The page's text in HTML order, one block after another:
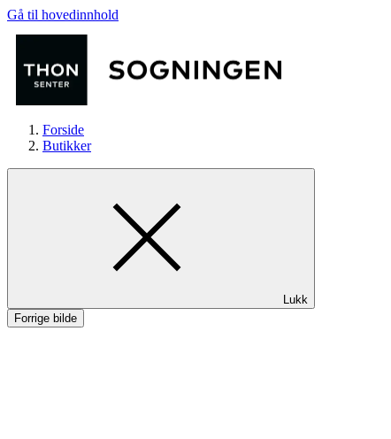
Gå til hovedinnhold
Butikker
Mat og drikke
Forside
Butikker
Lukk
Forrige bilde